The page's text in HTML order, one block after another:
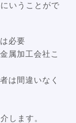
いうことがで
必要
属加工会社こ
は間違いなく
します。